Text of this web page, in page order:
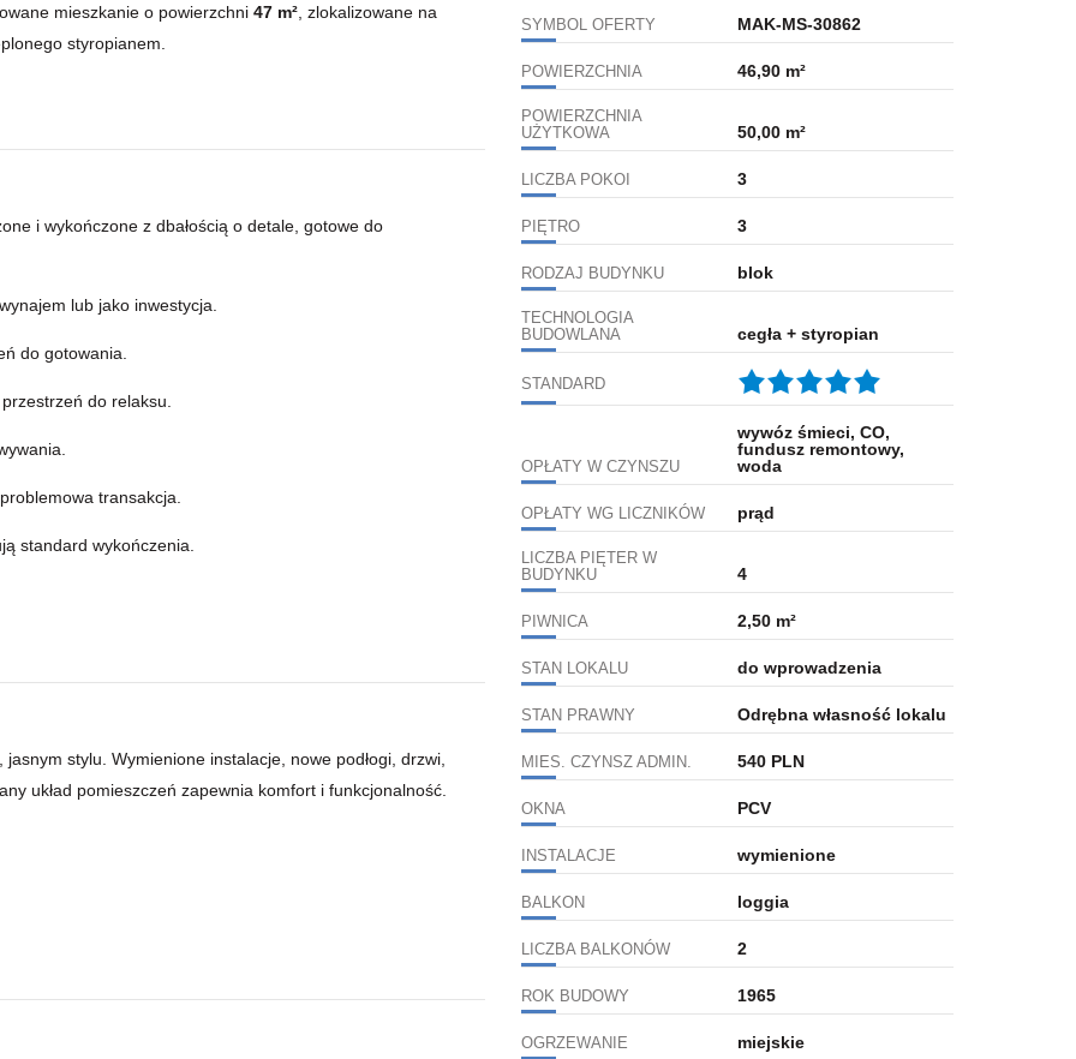
mieszkanie o powierzchni 47 m² , zlokalizowane na
styropianem.
i wykończone z dbałością o detale, gotowe do
lub jako inwestycja.
do gotowania.
do relaksu.
transakcja.
standard wykończenia.
stylu. Wymienione instalacje, nowe podłogi, drzwi,
układ pomieszczeń zapewnia komfort i funkcjonalność.
SYMBOL OFERTY MAK-MS-30862
POWIERZCHNIA 46,90 m²
POWIERZCHNIA
UŻYTKOWA
50,00 m²
LICZBA POKOI 3
PIĘTRO 3
RODZAJ BUDYNKU blok
TECHNOLOGIA
BUDOWLANA
cegła + styropian
STANDARD
OPŁATY W CZYNSZU
wywóz śmieci, CO,
fundusz remontowy,
woda
OPŁATY WG LICZNIKÓW prąd
LICZBA PIĘTER W
BUDYNKU
4
PIWNICA 2,50 m²
STAN LOKALU do wprowadzenia
STAN PRAWNY Odrębna własność lokalu
MIES. CZYNSZ ADMIN. 540 PLN
OKNA PCV
INSTALACJE wymienione
BALKON loggia
LICZBA BALKONÓW 2
ROK BUDOWY 1965
OGRZEWANIE miejskie